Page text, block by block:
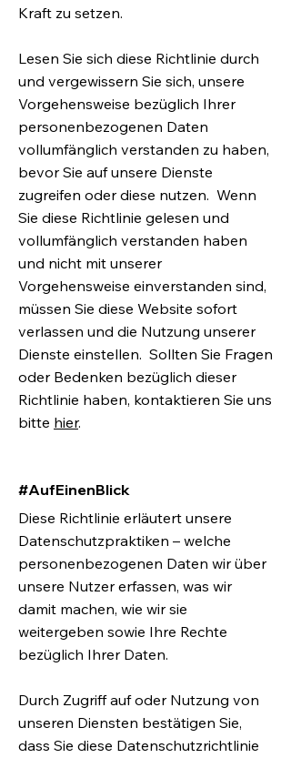
Kraft zu setzen.
Lesen Sie sich diese Richtlinie durch
und vergewissern Sie sich, unsere
Vorgehensweise bezüglich Ihrer
personenbezogenen Daten
vollumfänglich verstanden zu haben,
bevor Sie auf unsere Dienste
zugreifen oder diese nutzen. Wenn
Sie diese Richtlinie gelesen und
vollumfänglich verstanden haben
und nicht mit unserer
Vorgehensweise einverstanden sind,
müssen Sie diese Website sofort
verlassen und die Nutzung unserer
Dienste einstellen. Sollten Sie Fragen
oder Bedenken bezüglich dieser
Richtlinie haben, kontaktieren Sie uns
bitte hier.
#AufEinenBlick
Diese Richtlinie erläutert unsere
Datenschutzpraktiken – welche
personenbezogenen Daten wir über
unsere Nutzer erfassen, was wir
damit machen, wie wir sie
weitergeben sowie Ihre Rechte
bezüglich Ihrer Daten.
Durch Zugriff auf oder Nutzung von
unseren Diensten bestätigen Sie,
dass Sie diese Datenschutzrichtlinie